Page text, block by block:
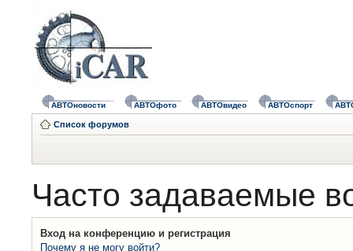
АВТОновости АВТОфото АВТОвидео АВТОспорт
Список форумов
Часто задаваемые
Вход на конференцию и регистрация
Почему я не могу войти?